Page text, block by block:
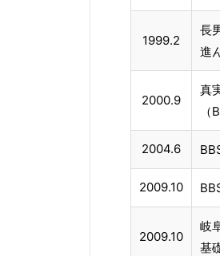
1999.2
長
進
2000.9
真
2004.6
2009.10
2009.10
岐
基